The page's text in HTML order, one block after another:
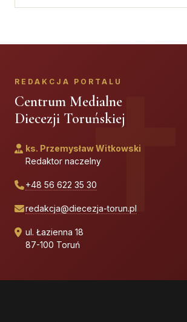
REDAKCJA PORTALU
Centrum Medialne
Diecezji Toruńskiej
ks. Przemysław Witkowski
Redaktor naczelny
+48 56 622 35 30
redakcja@diecezja-torun.pl
ul. Łazienna 18
87-100 Toruń